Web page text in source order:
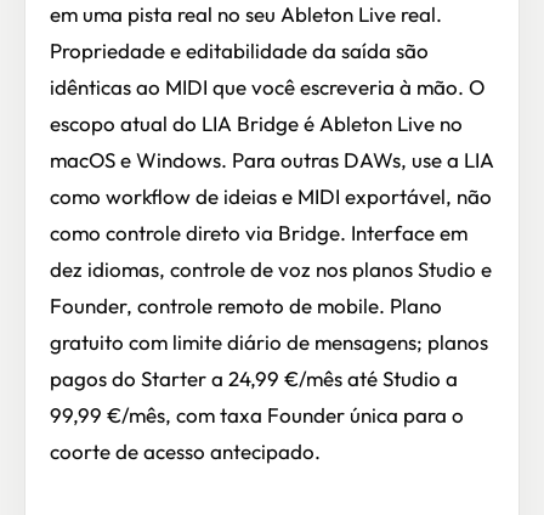
em uma pista real no seu Ableton Live real.
Propriedade e editabilidade da saída são
idênticas ao MIDI que você escreveria à mão. O
escopo atual do LIA Bridge é Ableton Live no
macOS e Windows. Para outras DAWs, use a LIA
como workflow de ideias e MIDI exportável, não
como controle direto via Bridge. Interface em
dez idiomas, controle de voz nos planos Studio e
Founder, controle remoto de mobile. Plano
gratuito com limite diário de mensagens; planos
pagos do Starter a 24,99 €/mês até Studio a
99,99 €/mês, com taxa Founder única para o
coorte de acesso antecipado.